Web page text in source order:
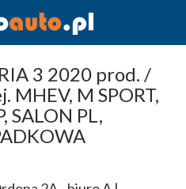
3 2020 prod. /
MHEV, M SPORT,
SALON PL,